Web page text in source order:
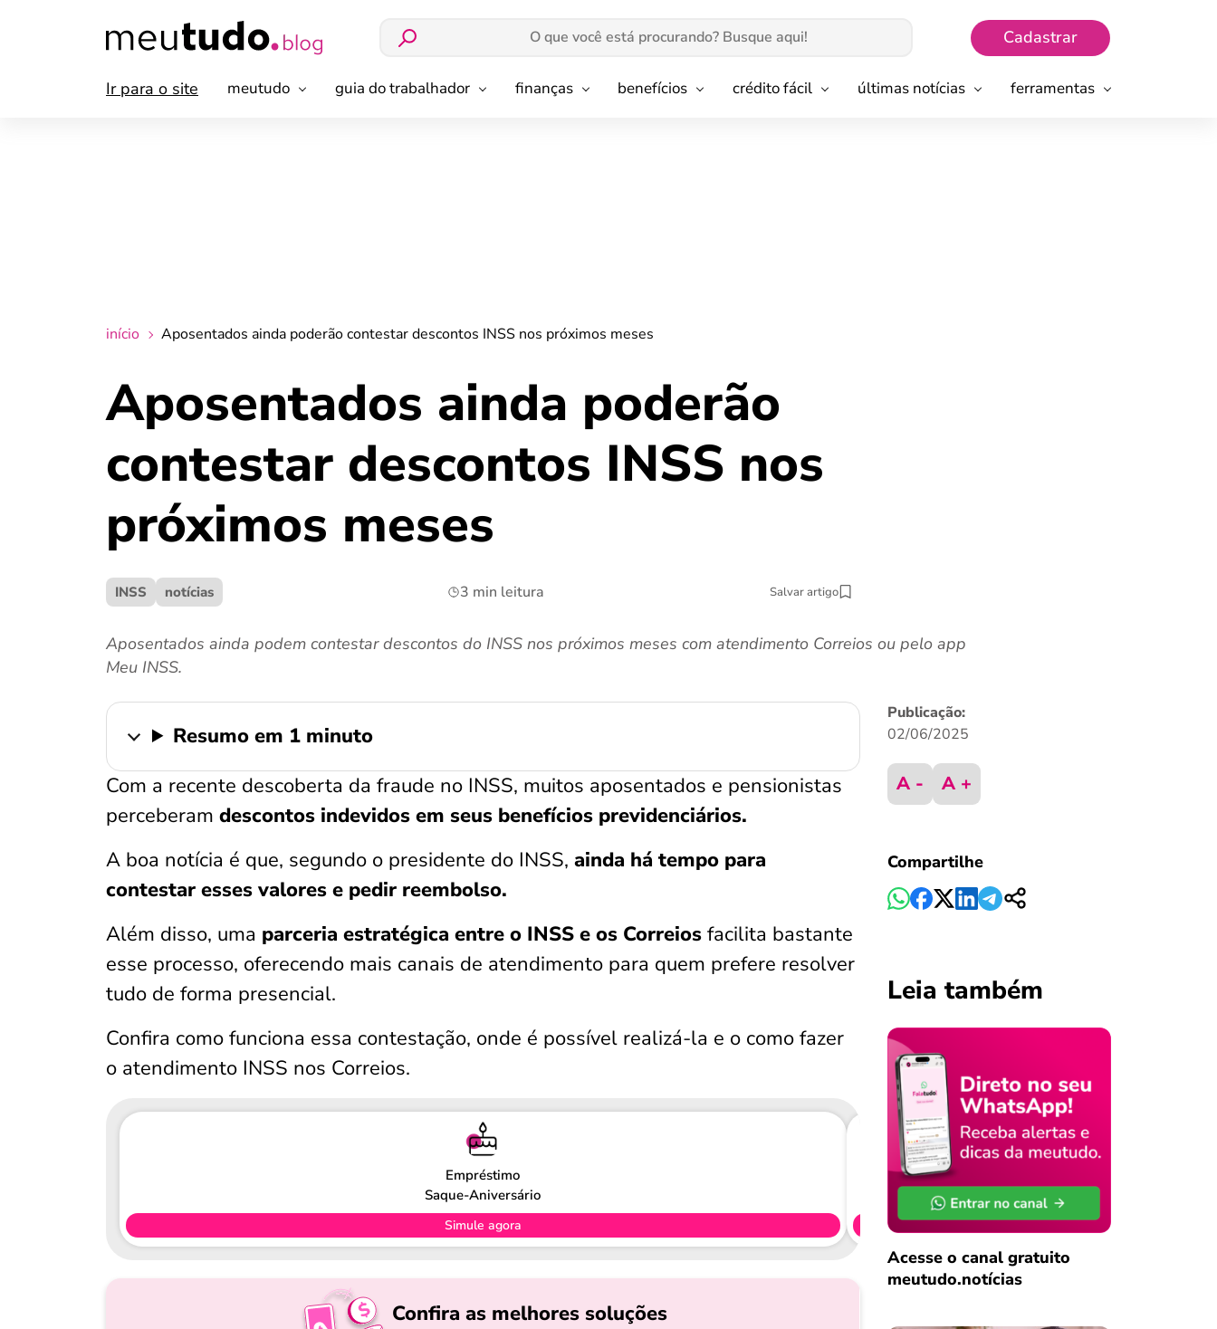
Cadastrar
Ir para o site meutudo guia do trabalhador finanças benefícios crédito fácil últimas notícias ferramentas
início Aposentados ainda poderão contestar descontos INSS nos próximos meses
Aposentados ainda poderão
contestar descontos INSS nos
próximos meses
INSS notícias 3 min leitura Salvar artigo
Aposentados ainda podem contestar descontos do INSS nos próximos meses com atendimento Correios ou pelo app
Meu INSS.
Resumo em 1 minuto
Com a recente descoberta da fraude no INSS, muitos aposentados e pensionistas
perceberam descontos indevidos em seus benefícios previdenciários.
A boa notícia é que, segundo o presidente do INSS, ainda há tempo para
contestar esses valores e pedir reembolso.
Além disso, uma parceria estratégica entre o INSS e os Correios facilita bastante
esse processo, oferecendo mais canais de atendimento para quem prefere resolver
tudo de forma presencial.
Confira como funciona essa contestação, onde é possível realizá-la e o como fazer
o atendimento INSS nos Correios.
Empréstimo
Saque-Aniversário
Simule agora
Confira as melhores soluções
Publicação:
02/06/2025
A - A +
Compartilhe
Leia também
Acesse o canal gratuito
meutudo.notícias